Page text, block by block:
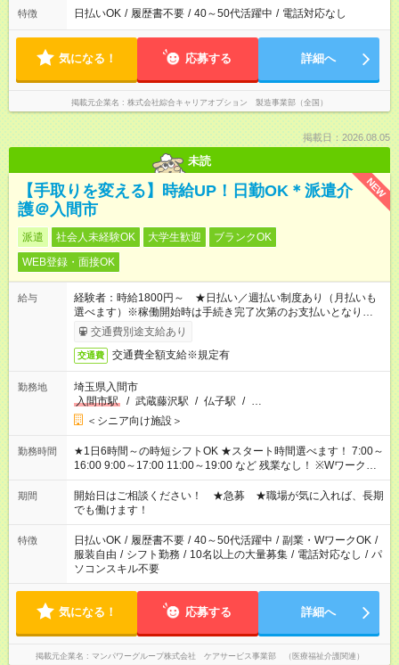
特徴 日払いOK / 履歴書不要 / 40～50代活躍中 / 電話対応なし
気になる！ 応募する 詳細へ
掲載元企業名 株式会社綜合キャリアオプション 製造事業部（全国）
掲載日：2026.08.05
未読
NEW
【手取りを変える】時給UP！日勤OK＊派遣介
護＠入間市
派遣 社会人未経験OK 大学生歓迎
ブランクOK
WEB登録・面接OK
給与
経験者：時給1800円～ ★日払い／週払い制度あり（月払いも
選べます）※稼働開始時は手続き完了次第のお支払いとなりま
す。交通費別途支給あり
交通費 交通費全額支給※規定有
勤務地
埼玉県入間市
入間市駅
/ 武蔵藤沢駅 / 仏子駅 / …
＜シニア向け施設＞
勤務時間
★1日6時間～の時短シフトOK ★スタート時間選べます！ 7:00～
16:00 9:00～17:00 11:00～19:00 など 残業なし！ ※Wワークの
場合、他のお仕事と合わせ週40時間超の就業はご案内できませ
ん ※法令に基づき、週20時間以上勤務は社会保険への加入対象
となります ※労働者派遣法（日雇い派遣の原則禁止）により、
短時間・短期間の就業はご案内が難しい場合があります
期間
開始日はご相談ください！ ★急募 ★職場が気に入れば、長期
でも働けます！
特徴 日払いOK / 履歴書不要 / 40～50代活躍中 / 副業・WワークOK /
服装自由 / シフト勤務 / 10名以上の大量募集 / 電話対応なし / パ
ソコンスキル不要
気になる！ 応募する 詳細へ
掲載元企業名 マンパワーグループ株式会社 ケアサービス事業部 （医療福祉介護関連）